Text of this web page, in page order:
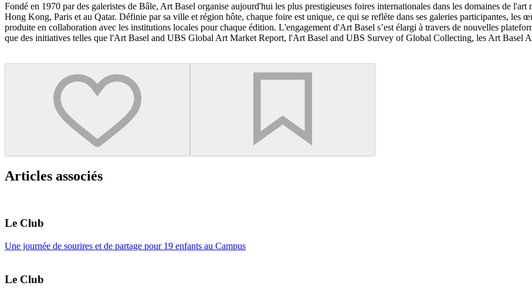
Fondé en 1970 par des galeristes de Bâle, Art Basel organise aujourd'hui les plus prestigieuses foires internationales dans les domaines de
Hong Kong, Paris et au Qatar. Définie par sa ville et région hôte, chaque foire est unique, ce qui se reflète dans ses galeries participantes, les
produite en collaboration avec les institutions locales pour chaque édition. L'engagement d'Art Basel s’est élargi à travers de nouvelles
que des initiatives telles que l'Art Basel and UBS Global Art Market Report, l'Art Basel and UBS Survey of Global Collecting, les Art Basel
Articles associés
Le Club
Une journée de sourires et de partage pour 19 enfants au Campus
Le Club